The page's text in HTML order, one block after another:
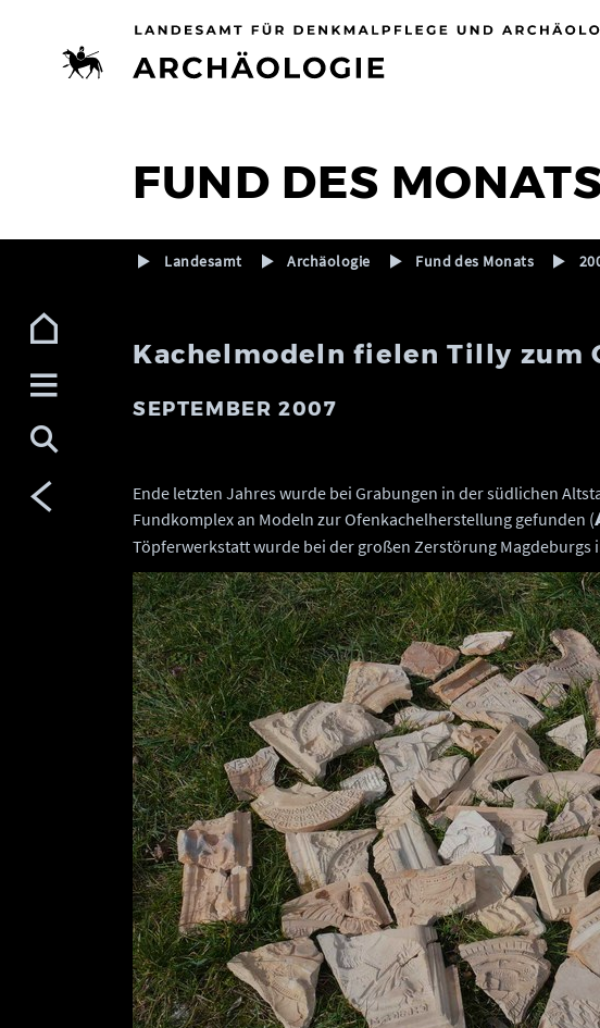
FUND DES MONATS
Landesamt Archäologie Fund des Monats
Kachelmodeln fielen Tilly zum
SEPTEMBER 2007
Ende letzten Jahres wurde bei Grabungen in der südlichen
Fundkomplex an Modeln zur Ofenkachelherstellung gefunden (
Töpferwerkstatt wurde bei der großen Zerstörung Magdeburgs